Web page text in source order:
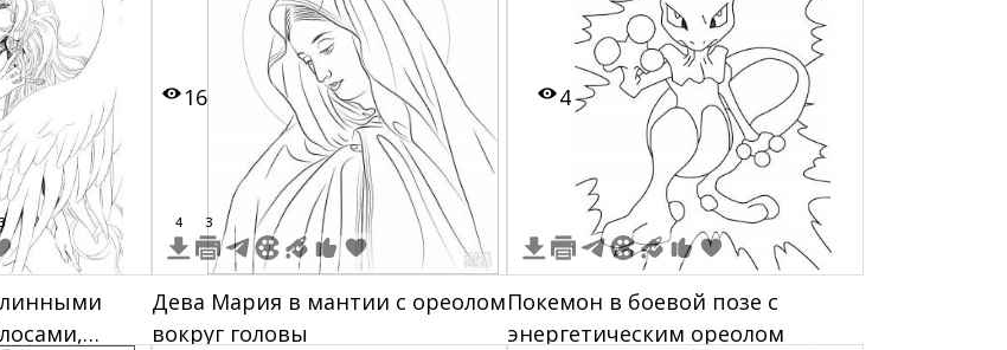
3
16
4 3
Дева Мария в мантии с ореолом
вокруг головы
4
Покемон в боевой позе с
энергетическим ореолом